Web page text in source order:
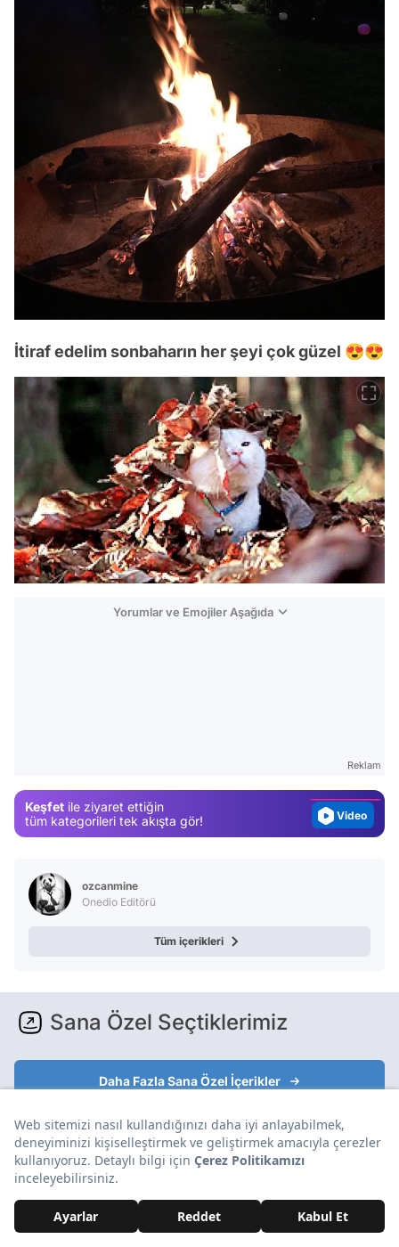
İtiraf edelim sonbaharın her şeyi çok güzel 😍😍
Yorumlar ve Emojiler Aşağıda
Reklam
Keşfet ile ziyaret ettiğin
tüm kategorileri tek akışta gör!
Test
ozcanmine
Onedio Editörü
Tüm içerikleri
Sana Özel Seçtiklerimiz
Daha Fazla Sana Özel İçerikler
Yorumlar Aşağıda
Yorumlar ve Emojiler Aşağıda